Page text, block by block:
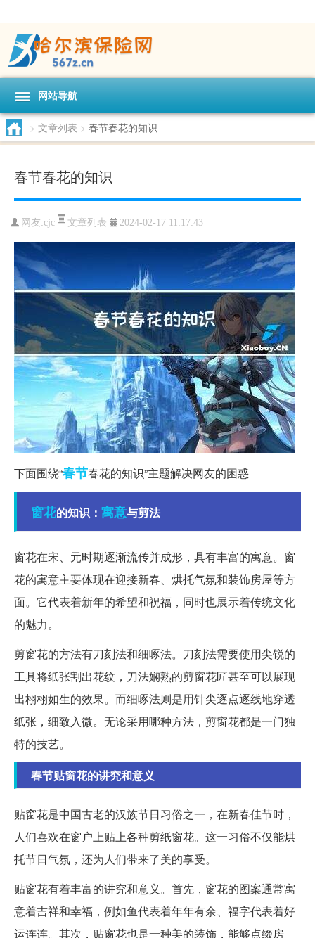
网站导航
> 文章列表 > 春节春花的知识
春节春花的知识
网友:cjc 文章列表 2024-02-17 11:17:43
下面围绕“春节春花的知识”主题解决网友的困惑
窗花的知识： 寓意与剪法
窗花在宋、元时期逐渐流传并成形，具有丰富的寓意。窗
花的寓意主要体现在迎接新春、烘托气氛和装饰房屋等方
面。它代表着新年的希望和祝福，同时也展示着传统文化
的魅力。
剪窗花的方法有刀刻法和细啄法。刀刻法需要使用尖锐的
工具将纸张割出花纹，刀法娴熟的剪窗花匠甚至可以展现
出栩栩如生的效果。而细啄法则是用针尖逐点逐线地穿透
纸张，细致入微。无论采用哪种方法，剪窗花都是一门独
特的技艺。
春节贴窗花的讲究和意义
贴窗花是中国古老的汉族节日习俗之一，在新春佳节时，
人们喜欢在窗户上贴上各种剪纸窗花。这一习俗不仅能烘
托节日气氛，还为人们带来了美的享受。
贴窗花有着丰富的讲究和意义。首先，窗花的图案通常寓
意着吉祥和幸福，例如鱼代表着年年有余、福字代表着好
运连连。其次，贴窗花也是一种美的装饰，能够点缀房